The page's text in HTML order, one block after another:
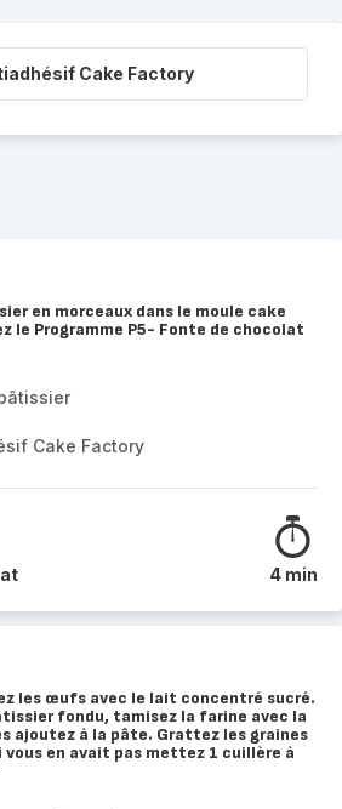
Cake Factory
en morceaux dans le moule cake
le Programme P5- Fonte de chocolat
Cake Factory
4 min
les œufs avec le lait concentré sucré.
fondu, tamisez la farine avec la
ajoutez à la pâte. Grattez les graines
vous en avait pas mettez 1 cuillère à